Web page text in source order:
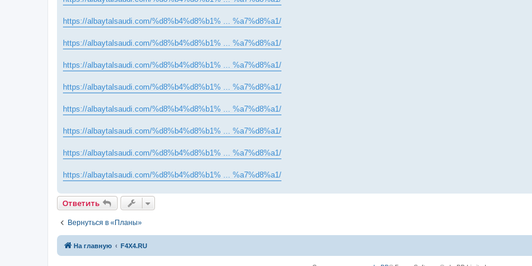
https://albaytalsaudi.com/%d8%b4%d8%b1% ... %a7%d8%a1/
https://albaytalsaudi.com/%d8%b4%d8%b1% ... %a7%d8%a1/
https://albaytalsaudi.com/%d8%b4%d8%b1% ... %a7%d8%a1/
https://albaytalsaudi.com/%d8%b4%d8%b1% ... %a7%d8%a1/
https://albaytalsaudi.com/%d8%b4%d8%b1% ... %a7%d8%a1/
https://albaytalsaudi.com/%d8%b4%d8%b1% ... %a7%d8%a1/
https://albaytalsaudi.com/%d8%b4%d8%b1% ... %a7%d8%a1/
https://albaytalsaudi.com/%d8%b4%d8%b1% ... %a7%d8%a1/
Ответить
Вернуться в «Планы»
На главную F4X4.RU